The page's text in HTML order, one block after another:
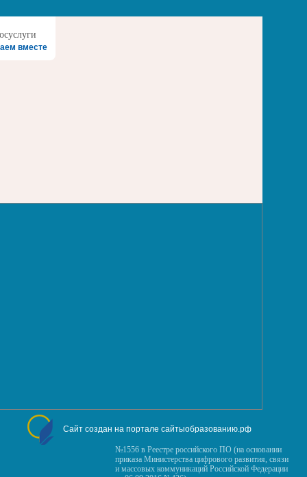
вместе
Сайт создан на портале сайтыобразованию.рф
№1556 в Реестре российского ПО (на основании
приказа Министерства цифрового развития, связи
и массовых коммуникаций Российской Федерации